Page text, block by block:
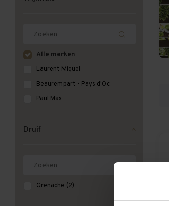
Alle merken
Laurent Miquel
Beaurempart - Pays d'Oc
Paul Mas
Druif
Grenache (2)